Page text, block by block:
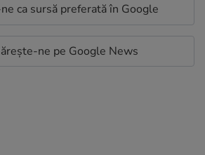
ca sursă preferată în Google
ne pe Google News